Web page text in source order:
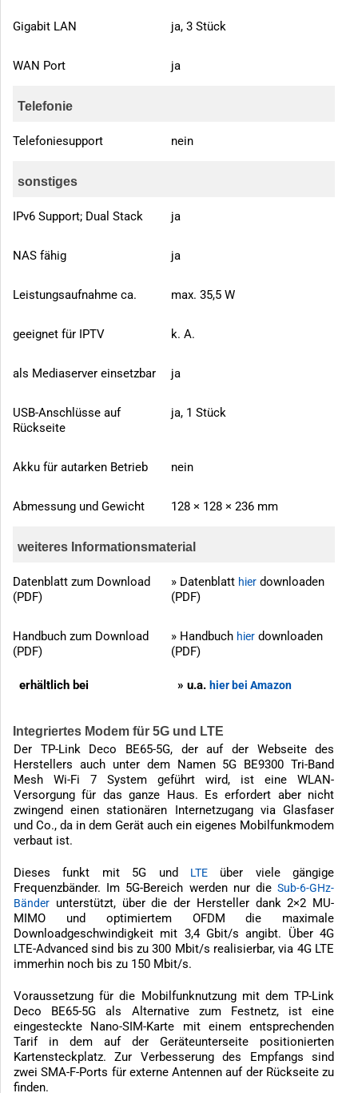
Gigabit LAN ja, 3 Stück
WAN Port ja
Telefonie
Telefoniesupport nein
sonstiges
IPv6 Support; Dual Stack ja
NAS fähig ja
Leistungsaufnahme ca. max. 35,5 W
geeignet für IPTV k. A.
als Mediaserver einsetzbar ja
USB-Anschlüsse auf
Rückseite
ja, 1 Stück
Akku für autarken Betrieb nein
Abmessung und Gewicht 128 × 128 × 236 mm
weiteres Informationsmaterial
Datenblatt zum Download
(PDF)
» Datenblatt hier downloaden
(PDF)
Handbuch zum Download
(PDF)
» Handbuch hier downloaden
(PDF)
erhältlich bei » u.a. hier bei Amazon
Integriertes Modem für 5G und LTE
Der TP-Link Deco BE65-5G, der auf der Webseite des
Herstellers auch unter dem Namen 5G BE9300 Tri-Band
Mesh Wi-Fi 7 System geführt wird, ist eine WLAN-
Versorgung für das ganze Haus. Es erfordert aber nicht
zwingend einen stationären Internetzugang via Glasfaser
und Co., da in dem Gerät auch ein eigenes Mobilfunkmodem
verbaut ist.
Dieses funkt mit 5G und LTE über viele gängige
Frequenzbänder. Im 5G-Bereich werden nur dieSub-6-GHz-
Bänder unterstützt, über die der Hersteller dank 2×2 MU-
MIMO und optimiertem OFDM die maximale
Downloadgeschwindigkeit mit 3,4 Gbit/s angibt. Über 4G
LTE-Advanced sind bis zu 300 Mbit/s realisierbar, via 4G LTE
immerhin noch bis zu 150 Mbit/s.
Voraussetzung für die Mobilfunknutzung mit dem TP-Link
Deco BE65-5G als Alternative zum Festnetz, ist eine
eingesteckte Nano-SIM-Karte mit einem entsprechenden
Tarif in dem auf der Geräteunterseite positionierten
Kartensteckplatz. Zur Verbesserung des Empfangs sind
zwei SMA-F-Ports für externe Antennen auf der Rückseite zu
finden.